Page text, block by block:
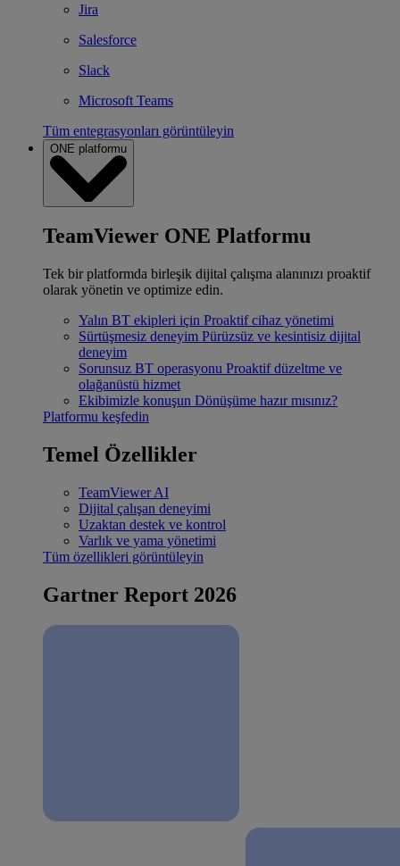
Jira
Salesforce
Slack
Microsoft Teams
Tüm entegrasyonları görüntüleyin
ONE platformu
TeamViewer ONE Platformu
Tek bir platformda birleşik dijital çalışma alanınızı proaktif
olarak yönetin ve optimize edin.
Yalın BT ekipleri için Proaktif cihaz yönetimi
Sürtüşmesiz deneyim Pürüzsüz ve kesintisiz dijital
deneyim
Sorunsuz BT operasyonu Proaktif düzeltme ve
olağanüstü hizmet
Ekibimizle konuşun Dönüşüme hazır mısınız?
Platformu keşfedin
Temel Özellikler
TeamViewer AI
Dijital çalışan deneyimi
Uzaktan destek ve kontrol
Varlık ve yama yönetimi
Tüm özellikleri görüntüleyin
Gartner Report 2026